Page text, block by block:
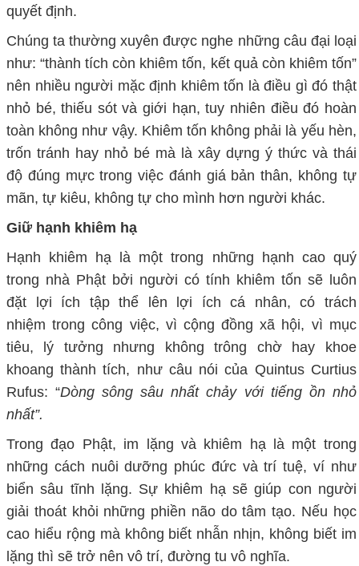
quyết định.
Chúng ta thường xuyên được nghe những câu đại loại
như:“thành tích còn khiêm tốn, kết quả còn khiêm tốn”
nên nhiều người mặc định khiêm tốn là điều gì đó thật
nhỏ bé, thiếu sót và giới hạn, tuy nhiên điều đó hoàn
toàn không như vậy. Khiêm tốn không phải là yếu hèn,
trốn tránh hay nhỏ bé mà là xây dựng ý thức và thái
độ đúng mựctrong việc đánh giá bản thân, không tự
mãn, tự kiêu, không tự cho mình hơn người khác.
Giữ hạnh khiêm hạ
Hạnh khiêm hạ là một trong những hạnh cao quý
trong nhà Phật bởi người có tính khiêm tốn sẽ luôn
đặt lợi ích tập thể lên lợi ích cá nhân, có trách
nhiệmtrong công việc, vì cộng đồng xã hội, vì mục
tiêu, lý tưởng nhưng khôngtrông chờ hay
khoe
khoang thành tích, như câu nói của Quintus Curtius
Rufus: “Dòng sôngsâu nhất chảy với tiếng ồn nhỏ
nhất”.
Trong đạo Phật, im lặng và khiêm hạ là một trong
những cách nuôi dưỡng phúc đức và trí tuệ, ví như
biển sâu tĩnh lặng. Sự khiêm hạ sẽ giúp con người
giải thoát khỏi những phiền não do tâm tạo. Nếu học
cao hiểu rộng mà không biết nhẫn nhịn, không biết im
lặng thì sẽ trở nên vô trí, đường tu vô nghĩa.